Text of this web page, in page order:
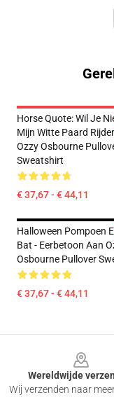
Horse Quote: Wil Je
Mijn Witte Paard
Ozzy Osbourne
Sweatshirt
€ 37,67 - € 44,11
Halloween Pompoen
Bat - Eerbetoon Aan
Osbourne Pullover
€ 37,67 - € 44,11
Wereldwijde
Wij verzenden naar